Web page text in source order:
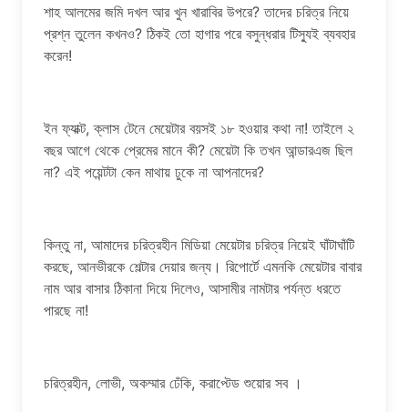
শাহ আলমের জমি দখল আর খুন খারাবির উপরে? তাদের চরিত্র নিয়ে
প্রশ্ন তুলেন কখনও? ঠিকই তো হাগার পরে বসুন্ধরার টিস্যুই ব্যবহার
করেন!
ইন ফ্যাক্ট, ক্লাস টেনে মেয়েটার বয়সই ১৮ হওয়ার কথা না! তাইলে ২
বছর আগে থেকে প্রেমের মানে কী? মেয়েটা কি তখন আন্ডারএজ ছিল
না? এই পয়েন্টটা কেন মাথায় ঢুকে না আপনাদের?
কিন্তু না, আমাদের চরিত্রহীন মিডিয়া মেয়েটার চরিত্র নিয়েই ঘাঁটাঘাঁটি
করছে, আনভীরকে শেল্টার দেয়ার জন্য। রিপোর্টে এমনকি মেয়েটার বাবার
নাম আর বাসার ঠিকানা দিয়ে দিলেও, আসামীর নামটার পর্যন্ত ধরতে
পারছে না!
চরিত্রহীন, লোভী, অকম্মার ঢেঁকি, করাপ্টেড শুয়োর সব ।